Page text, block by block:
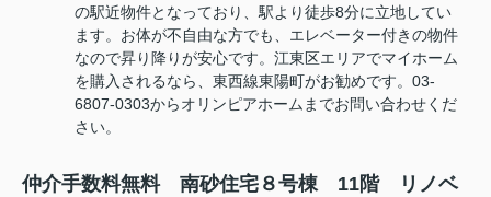
の駅近物件となっており、駅より徒歩8分に立地してい
ます。お体が不自由な方でも、エレベーター付きの物件
なので昇り降りが安心です。江東区エリアでマイホーム
を購入されるなら、東西線東陽町がお勧めです。03-
6807-0303からオリンピアホームまでお問い合わせくだ
さい。
仲介手数料無料 南砂住宅８号棟 11階 リノベ